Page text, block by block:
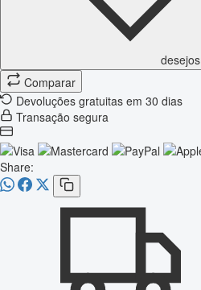
desejos
Comparar
Devoluções gratuitas em 30 dias
Transação segura
Share: